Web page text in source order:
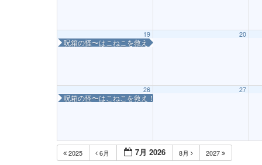
19
呪箱の怪〜はこねこを救え！〜
20
26
呪箱の怪〜はこねこを救え！〜
27
2025 6月 7月 2026 8月 2027